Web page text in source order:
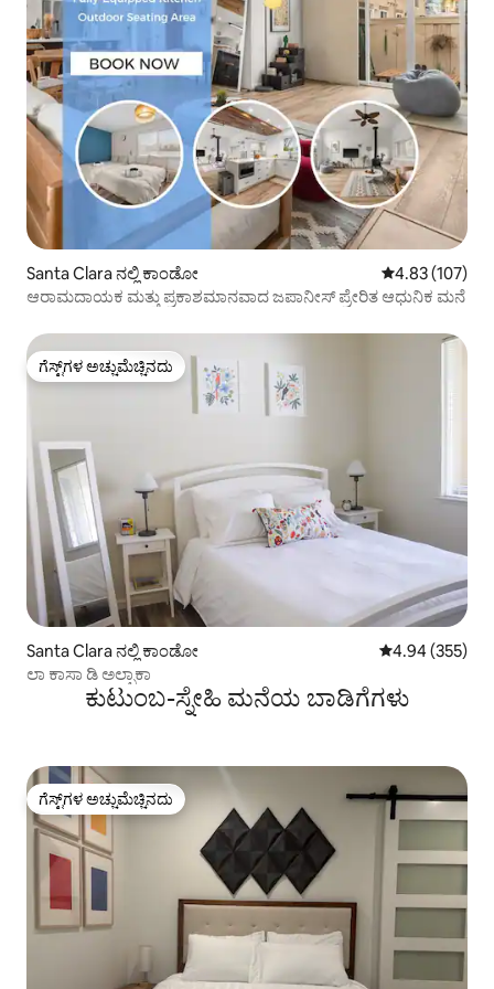
Santa Clara ನಲ್ಲಿ ಕಾಂಡೋ 5 ರಲ್ಲಿ 4.83
4.83 (107)
ಆರಾಮದಾಯಕ ಮತ್ತು ಪ್ರಕಾಶಮಾನವಾದ ಜಪಾನೀಸ್ ಪ್ರೇರಿತ ಆಧುನಿಕ ಮನೆ
ಗೆಸ್ಟ್‌ಗಳ ಅಚ್ಚುಮೆಚ್ಚಿನದು
ಗೆಸ್ಟ್‌ಗಳ ಅಚ್ಚುಮೆಚ್ಚಿನದು
Santa Clara ನಲ್ಲಿ ಕಾಂಡೋ 5 ರಲ್ಲಿ 4.94
4.94 (355)
ಲಾ ಕಾಸಾ ಡಿ ಅಲ್ಪಾಕಾ
ಕುಟುಂಬ-ಸ್ನೇಹಿ ಮನೆಯ ಬಾಡಿಗೆಗಳು
ಗೆಸ್ಟ್‌ಗಳ ಅಚ್ಚುಮೆಚ್ಚಿನದು
ಗೆಸ್ಟ್‌ಗಳ ಅಚ್ಚುಮೆಚ್ಚಿನದು